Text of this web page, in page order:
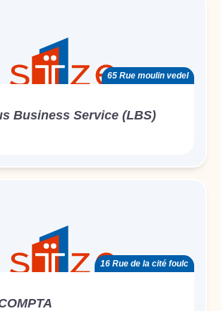
65 Rue moulin vedel
Business Service (LBS)
16 Rue de la cité foulc